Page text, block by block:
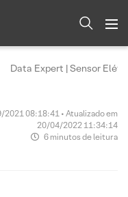
Data Expert | Sensor
2021 08:18:41 • Atualizado em
20/04/2022 11:34:14
6 minutos de leitura